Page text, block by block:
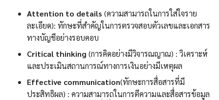
Attention to details (ความสามารถในการใส่ใจราย
ละเอียด): ทักษะที่สำคัญในการตรวจสอบตัวเลขและเอกสาร
ทางบัญชีอย่างรอบคอบ
Critical thinking (การคิดอย่างมีวิจารณญาณ) : วิเคราะห์
และประเมินสถานการณ์ทางการเงินอย่างมีเหตุผล
Effective communication(ทักษะการสื่อสารที่มี
ประสิทธิผล) : ความสามารถในการตีความและสื่อสารข้อมูล